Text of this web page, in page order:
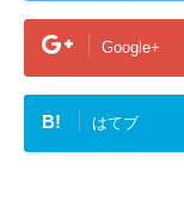
Google+
B! はてブ